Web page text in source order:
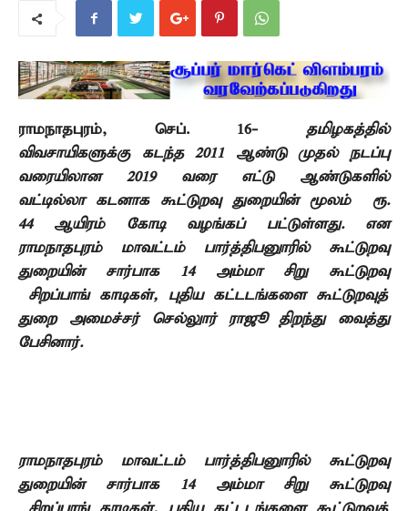
ராமநாதபுரம், செப். 16- தமிழகத்தில்
விவசாயிகளுக்கு கடந்த 2011 ஆண்டு முதல் நடப்பு
வரையிலான 2019 வரை எட்டு ஆண்டுகளில்
வட்டில்லா கடனாக கூட்டுறவு துறையின் மூலம் ரூ.
44 ஆயிரம் கோடி வழங்கப் பட்டுள்ளது. என
ராமநாதபுரம் மாவட்டம் பார்த்திபனுாரில் கூட்டுறவு
துறையின் சார்பாக 14 அம்மா சிறு கூட்டுறவு
சிறப்பாங் காடிகள், புதிய கட்டடங்களை கூட்டுறவுத்
துறை அமைச்சர் செல்லுார் ராஜூ திறந்து வைத்து
பேசினார்.
ராமநாதபுரம் மாவட்டம் பார்த்திபனுாரில் கூட்டுறவு
துறையின் சார்பாக 14 அம்மா சிறு கூட்டுறவு